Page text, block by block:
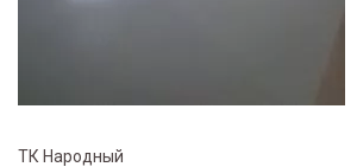
ТК Народный